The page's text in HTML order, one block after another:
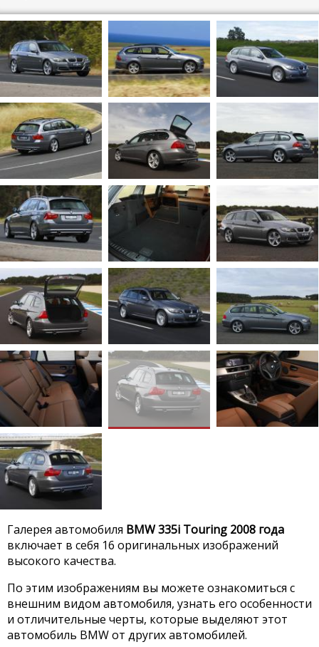
Галерея автомобиля BMW 335i Touring 2008 года
включает в себя 16 оригинальных изображений
высокого качества.
По этим изображениям вы можете ознакомиться с
внешним видом автомобиля, узнать его особенности
и отличительные черты, которые выделяют этот
автомобиль BMW от других автомобилей.